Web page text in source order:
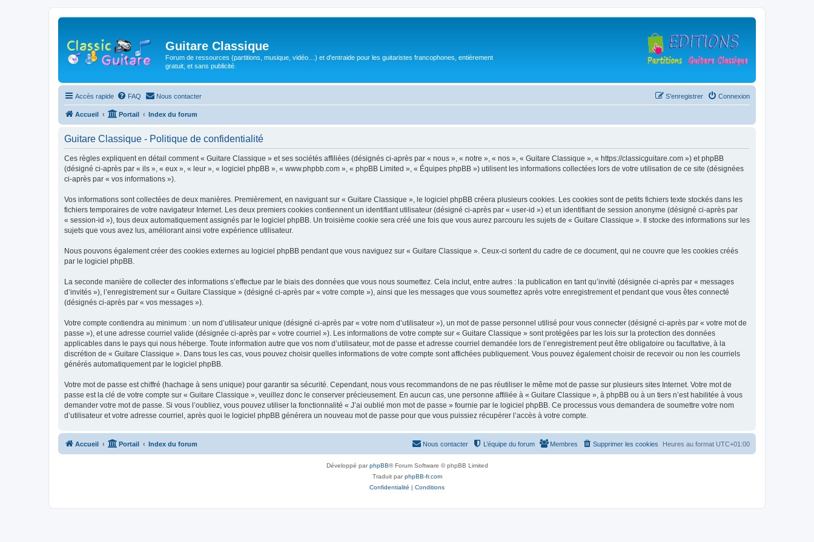
Guitare Classique
Forum de ressources (partitions, musique, vidéo…) et d'entraide pour les guitaristes francophones, entièrement
gratuit, et sans publicité.
Accès rapide FAQ Nous contacter Connexion
S’enregistrer
Accueil Portail Index du forum
Guitare Classique - Politique de confidentialité
Ces règles expliquent en détail comment « Guitare Classique » et ses sociétés affiliées (désignés ci-après par « nous », « notre », « nos », « Guitare Classique », « https://classicguitare.com ») et phpBB
(désigné ci-après par « ils », « eux », « leur », « logiciel phpBB », « www.phpbb.com », « phpBB Limited », « Équipes phpBB ») utilisent les informations collectées lors de votre utilisation de ce site (désignées
ci-après par « vos informations »).
Vos informations sont collectées de deux manières. Premièrement, en naviguant sur « Guitare Classique », le logiciel phpBB créera plusieurs cookies. Les cookies sont de petits fichiers texte stockés dans les
fichiers temporaires de votre navigateur Internet. Les deux premiers cookies contiennent un identifiant utilisateur (désigné ci-après par « user-id ») et un identifiant de session anonyme (désigné ci-après par
« session-id »), tous deux automatiquement assignés par le logiciel phpBB. Un troisième cookie sera créé une fois que vous aurez parcouru les sujets de « Guitare Classique ». Il stocke des informations sur les
sujets que vous avez lus, améliorant ainsi votre expérience utilisateur.
Nous pouvons également créer des cookies externes au logiciel phpBB pendant que vous naviguez sur « Guitare Classique ». Ceux-ci sortent du cadre de ce document, qui ne couvre que les cookies créés
par le logiciel phpBB.
La seconde manière de collecter des informations s’effectue par le biais des données que vous nous soumettez. Cela inclut, entre autres : la publication en tant qu’invité (désignée ci-après par « messages
d’invités »), l’enregistrement sur « Guitare Classique » (désigné ci-après par « votre compte »), ainsi que les messages que vous soumettez après votre enregistrement et pendant que vous êtes connecté
(désignés ci-après par « vos messages »).
Votre compte contiendra au minimum : un nom d’utilisateur unique (désigné ci-après par « votre nom d’utilisateur »), un mot de passe personnel utilisé pour vous connecter (désigné ci-après par « votre mot de
passe »), et une adresse courriel valide (désignée ci-après par « votre courriel »). Les informations de votre compte sur « Guitare Classique » sont protégées par les lois sur la protection des données
applicables dans le pays qui nous héberge. Toute information autre que vos nom d’utilisateur, mot de passe et adresse courriel demandée lors de l’enregistrement peut être obligatoire ou facultative, à la
discrétion de « Guitare Classique ». Dans tous les cas, vous pouvez choisir quelles informations de votre compte sont affichées publiquement. Vous pouvez également choisir de recevoir ou non les courriels
générés automatiquement par le logiciel phpBB.
Votre mot de passe est chiffré (hachage à sens unique) pour garantir sa sécurité. Cependant, nous vous recommandons de ne pas réutiliser le même mot de passe sur plusieurs sites Internet. Votre mot de
passe est la clé de votre compte sur « Guitare Classique », veuillez donc le conserver précieusement. En aucun cas, une personne affiliée à « Guitare Classique », à phpBB ou à un tiers n’est habilitée à vous
demander votre mot de passe. Si vous l’oubliez, vous pouvez utiliser la fonctionnalité « J’ai oublié mon mot de passe » fournie par le logiciel phpBB. Ce processus vous demandera de soumettre votre nom
d’utilisateur et votre adresse courriel, après quoi le logiciel phpBB générera un nouveau mot de passe pour que vous puissiez récupérer l’accès à votre compte.
Accueil Portail Index du forum Heures au format UTC+01:00
Supprimer les cookies
Membres
L’équipe du forum
Nous contacter
Développé parphpBB® Forum Software © phpBB Limited
Traduit parphpBB-fr.com
Confidentialité | Conditions